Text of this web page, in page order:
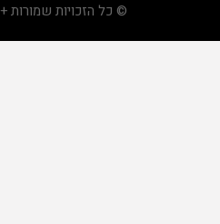
© כל הזכויות שמורות +Tri